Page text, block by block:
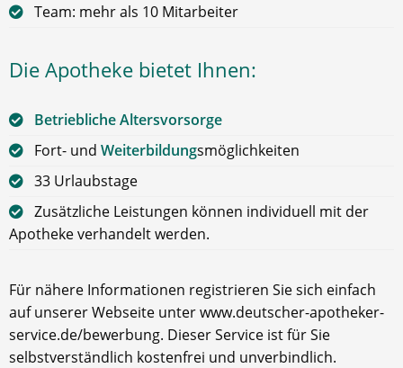
Team: mehr als 10 Mitarbeiter
Die Apotheke bietet Ihnen:
Betriebliche Altersvorsorge
Fort- und Weiterbildungsmöglichkeiten
33 Urlaubstage
Zusätzliche Leistungen können individuell mit der
Apotheke verhandelt werden.
Für nähere Informationen registrieren Sie sich einfach
auf unserer Webseite unter www.deutscher-apotheker-
service.de/bewerbung. Dieser Service ist für Sie
selbstverständlich kostenfrei und unverbindlich.